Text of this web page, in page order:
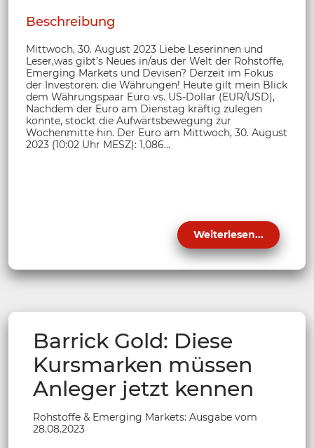
Beschreibung
Mittwoch, 30. August 2023 Liebe Leserinnen und
Leser,was gibt’s Neues in/aus der Welt der Rohstoffe,
Emerging Markets und Devisen? Derzeit im Fokus
der Investoren: die Währungen! Heute gilt mein Blick
dem Währungspaar Euro vs. US-Dollar (EUR/USD),
Nachdem der Euro am Dienstag kräftig zulegen
konnte, stockt die Aufwärtsbewegung zur
Wochenmitte hin. Der Euro am Mittwoch, 30. August
2023 (10:02 Uhr MESZ): 1,086...
Weiterlesen...
Barrick Gold: Diese
Kursmarken müssen
Anleger jetzt kennen
Rohstoffe & Emerging Markets: Ausgabe vom
28.08.2023